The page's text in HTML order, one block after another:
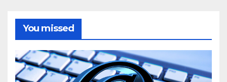
You missed